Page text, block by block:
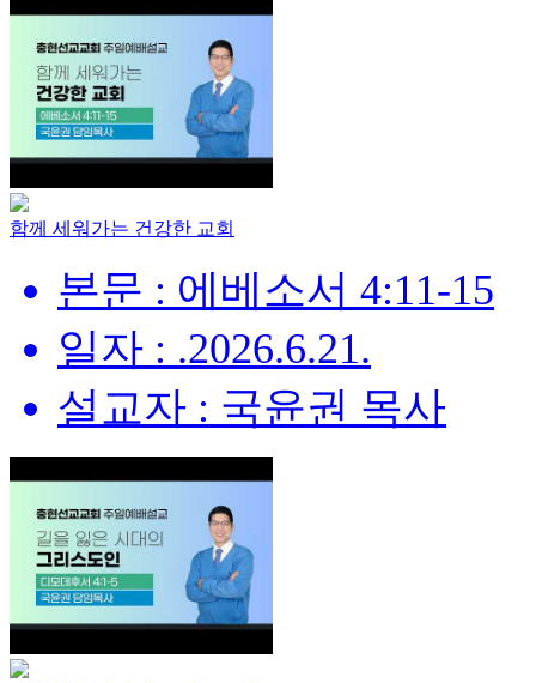
함께 세워가는 건강한 교회
본문 : 에베소서 4:11-15
일자 : .2026.6.21.
설교자 : 국윤권 목사